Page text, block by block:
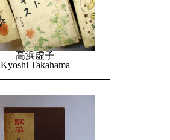
高浜虚子
Kyoshi Takahama